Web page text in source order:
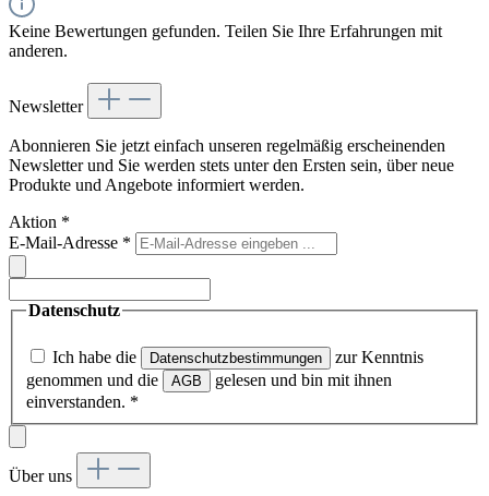
Keine Bewertungen gefunden. Teilen Sie Ihre Erfahrungen mit
anderen.
Newsletter
Abonnieren Sie jetzt einfach unseren regelmäßig erscheinenden
Newsletter und Sie werden stets unter den Ersten sein, über neue
Produkte und Angebote informiert werden.
Aktion *
E-Mail-Adresse *
Datenschutz
Ich habe die Datenschutzbestimmungen
zur Kenntnis
genommen und die
AGB
gelesen und bin mit ihnen
einverstanden. *
Über uns